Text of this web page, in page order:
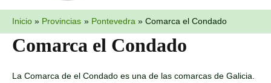
Inicio Provincias Pontevedra Comarca el Condado
Comarca el Condado
La Comarca de el Condado es una de las comarcas de Galicia.